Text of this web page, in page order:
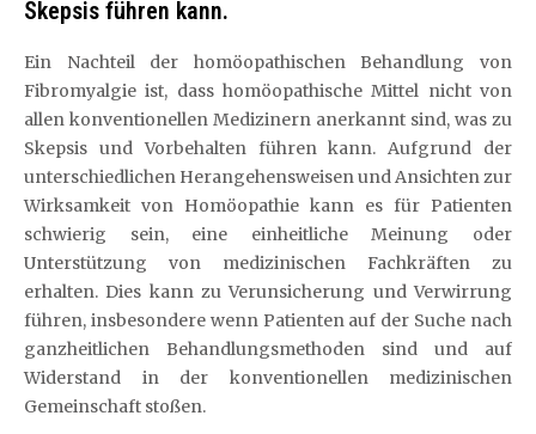
Skepsis führen kann.
Ein Nachteil der homöopathischen Behandlung von
Fibromyalgie ist, dass homöopathische Mittel nicht von
allen konventionellen Medizinern anerkannt sind, was zu
Skepsis und Vorbehalten führen kann. Aufgrund der
unterschiedlichen Herangehensweisen und Ansichten zur
Wirksamkeit von Homöopathie kann es für Patienten
schwierig sein, eine einheitliche Meinung oder
Unterstützung von medizinischen Fachkräften zu
erhalten. Dies kann zu Verunsicherung und Verwirrung
führen, insbesondere wenn Patienten auf der Suche nach
ganzheitlichen Behandlungsmethoden sind und auf
Widerstand in der konventionellen medizinischen
Gemeinschaft stoßen.